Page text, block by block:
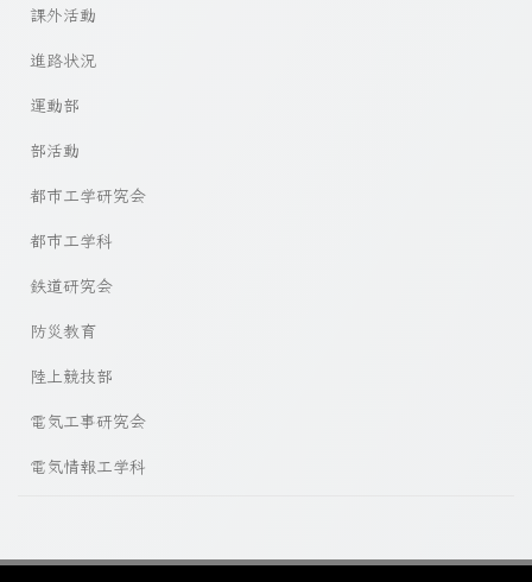
課外活動
進路状況
運動部
部活動
都市工学研究会
都市工学科
鉄道研究会
防災教育
陸上競技部
電気工事研究会
電気情報工学科